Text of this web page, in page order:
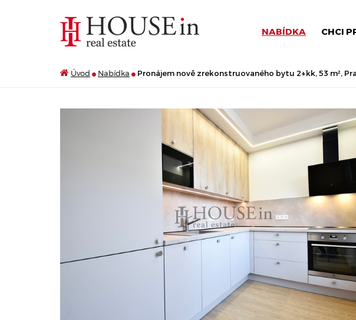
NABÍDKA CHCI
Úvod Nabídka Pronájem nově zrekonstruovaného bytu 2+kk, 53 m²,